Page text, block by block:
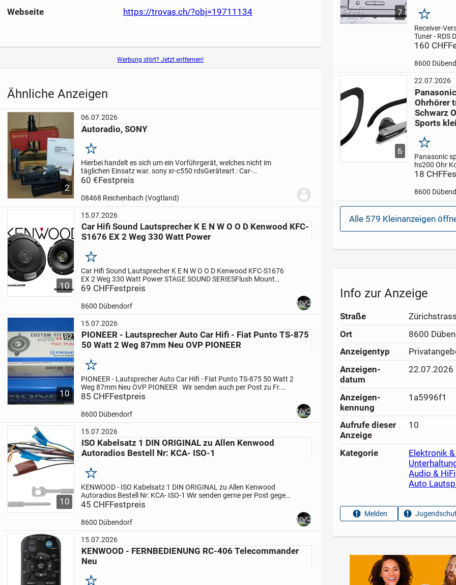
Webseite https://trovas.ch/?obj=19711134
Werbung stört? Jetzt entfernen!
Ähnliche Anzeigen
2
06.07.2026
Autoradio, SONY
Merken
Hierbei handelt es sich um ein Vorführgerät, welches nicht im
täglichen Einsatz war. sony xr-c550 rdsGeräteart : Car-
HIFIHersteller : Sony
möglich (zuzüglich...
60 €Festpreis
08468 Reichenbach (Vogtland)
10
15.07.2026
Car Hifi Sound Lautsprecher K E N W O O D Kenwood KFC-
S1676 EX 2 Weg 330 Watt Power
Merken
Car Hifi Sound Lautsprecher K E N W O O D Kenwood KFC-S1676
EX 2 Weg 330 Watt PowerSTAGE SOUND SERIESFlush Mount
SpeakerZweiweg-Lautsprecher2-Wege Lautsprecher mit 16cm-
KonusBesonders starker...
69 CHFFestpreis
8600 Dübendorf
10
15.07.2026
PIONEER - Lautsprecher Auto Car Hifi - Fiat Punto TS-875
50 Watt 2 Weg 87mm Neu OVP PIONEER
Merken
PIONEER - LautsprecherAuto Car Hifi - Fiat PuntoTS-875 50 Watt 2
Weg 87mm Neu OVP PIONEER
Wir senden auch per Post zu Fr.
16.50 Porto Verpackung Handling
85 CHFFestpreis
8600 Dübendorf
10
15.07.2026
ISO Kabelsatz 1 DIN ORIGINAL zu Allen Kenwood
Autoradios Bestell Nr: KCA- ISO-1
Merken
KENWOOD - ISO Kabelsatz 1 DIN ORIGINAL zu Allen Kenwood
Autoradios Bestell Nr: KCA- ISO-1 Wir senden gerne per Post gegen
voraus Zahlung auf Konto im Bild
45 CHFFestpreis
8600 Dübendorf
15.07.2026
KENWOOD - FERNBEDIENUNG RC-406 Telecommander
Neu
7
Merken
Receiver-
Tuner - RDS
Cinema
STR -DE 595
inkl.
ohne
160 CHF
8600
6
22.07.2026
Ohrhörer
Schwarz
Sports
Merken
Panasonic
hs200 Ohr
Sports klein
Panasonic
Ohrhörer
auch per post
12.50 Versand
Daten im end
18 CHF
8600
Alle 579 Kleinanzeigen
Info zur Anzeige
Straße
Ort
8600
Anzeigen­typ
Anzeigen­
datum
22.07.2026
Anzeigen­
kennung
1a5996f1
Aufrufe dieser
Anzeige
10
Kategorie Elektronik
Audio & HiFi
Auto
Melden